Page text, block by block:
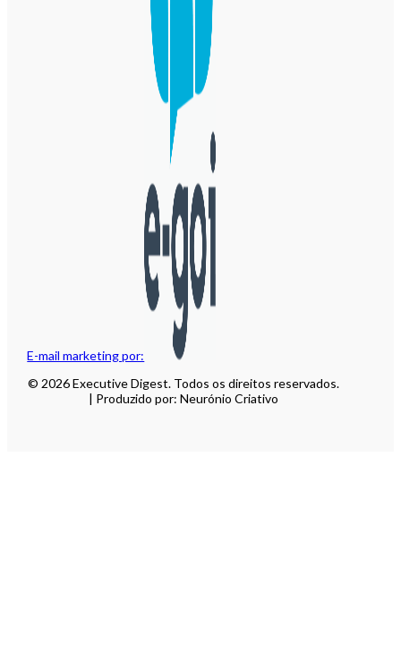
E-mail marketing por:
© 2026 Executive Digest. Todos os direitos reservados.
| Produzido por: Neurónio Criativo